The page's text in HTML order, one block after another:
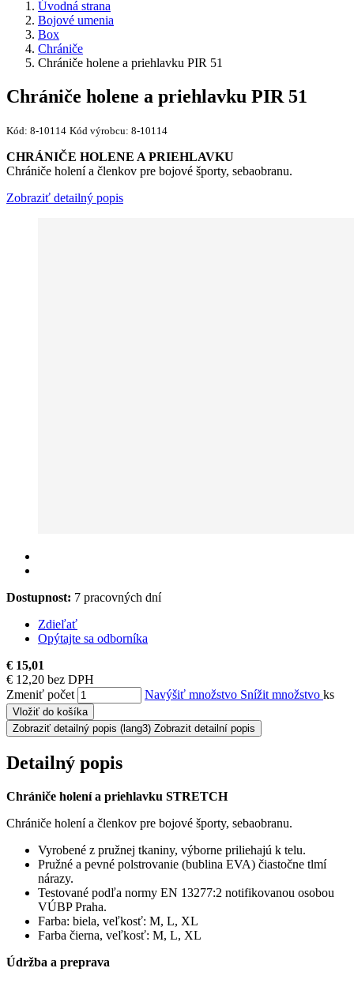
Úvodná strana
Bojové umenia
Box
Chrániče
Chrániče holene a priehlavku PIR 51
Chrániče holene a priehlavku PIR 51
Kód: 8-10114 Kód výrobcu: 8-10114
CHRÁNIČE HOLENE A PRIEHLAVKU
Chrániče holení a členkov pre bojové športy, sebaobranu.
Zobraziť detailný popis
Dostupnost: 7 pracovných dní
Zdieľať
Opýtajte sa odborníka
€ 15,01
€ 12,20 bez DPH
Zmeniť počet
Navýšiť množstvo Snížit množstvo ks
Vložiť do košíka
Zobraziť detailný popis (lang3) Zobrazit detailní popis
Detailný popis
Chrániče holení a priehlavku STRETCH
Chrániče holení a členkov pre bojové športy, sebaobranu.
Vyrobené z pružnej tkaniny, výborne priliehajú k telu.
Pružné a pevné polstrovanie (bublina EVA) čiastočne tlmí
nárazy.
Testované podľa normy EN 13277:2 notifikovanou osobou
VÚBP Praha.
Farba: biela, veľkosť: M, L, XL
Farba čierna, veľkosť: M, L, XL
Údržba a preprava